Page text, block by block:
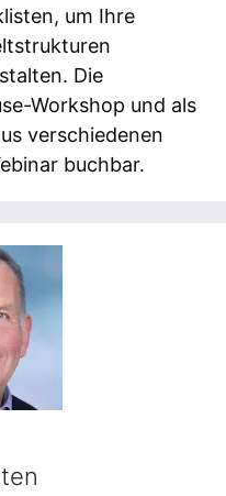
um Ihre
Die
Workshop und als
verschiedenen
buchbar.